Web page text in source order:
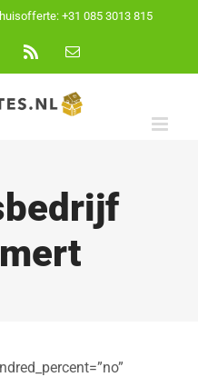
+31 085 3013 815
WhatsApp
E-